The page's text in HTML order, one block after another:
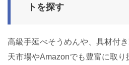
トを探す
高級手延べそうめんや、具材付
天市場やAmazonでも豊富に取